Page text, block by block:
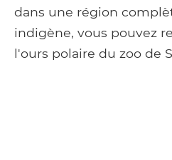
dans une région
indigène, vous pouvez
l'ours polaire du zoo de